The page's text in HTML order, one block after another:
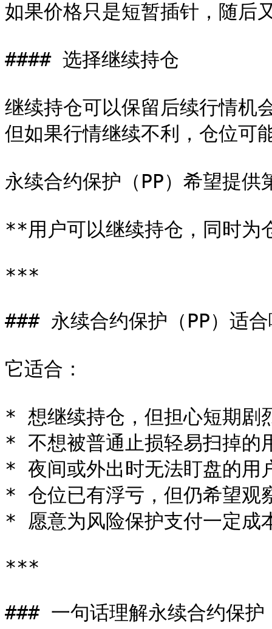
如果价格只是短暂插针，随后
#### 选择继续持仓
继续持仓可以保留后续行情机
但如果行情继续不利，仓位可
永续合约保护（PP）希望提供
**用户可以继续持仓，同时为
***
### 永续合约保护（PP）适
它适合：
* 想继续持仓，但担心短期剧
* 不想被普通止损轻易扫掉的
* 夜间或外出时无法盯盘的用
* 仓位已有浮亏，但仍希望观
* 愿意为风险保护支付一定成
***
### 一句话理解永续合约保护